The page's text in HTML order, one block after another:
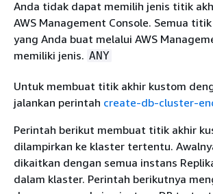
Anda tidak dapat memilih jenis titik
AWS Management Console. Semua
yang Anda buat melalui AWS
memiliki jenis. ANY
Untuk membuat titik akhir kustom
jalankan perintah create-db-cluster-
Perintah berikut membuat titik akhir
dilampirkan ke klaster tertentu.
dikaitkan dengan semua instans
dalam klaster. Perintah berikutnya